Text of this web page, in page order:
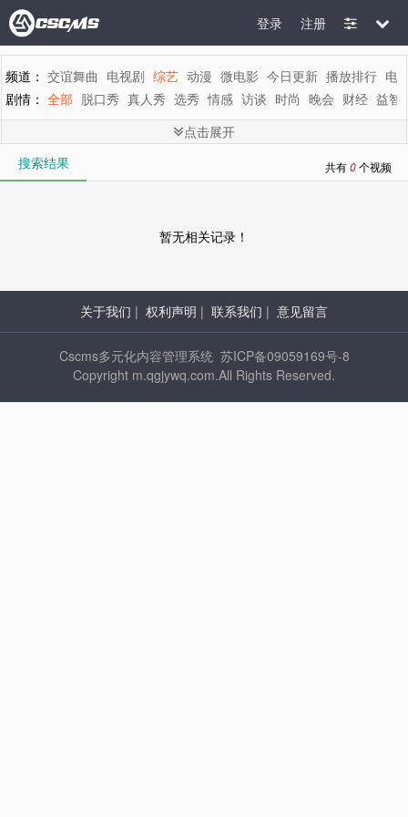
注册
登录
频道： 交谊舞曲 电视剧 综艺 动漫 微电影 今日更新 播放排行 电
剧情： 全部 脱口秀 真人秀 选秀 情感 访谈 时尚 晚会 财经 益智
地区： 全部 内地 香港 台湾 韩国 泰国 日本 美国 英国 新加坡
年代： 全部 2015 2014 2013 2012 2011 2010 2009 2008 2007
字母： 全部 K L M
点击展开
搜索结果
共有0个视频
暂无相关记录！
关于我们 | 权利声明 | 联系我们 | 意见留言
Cscms多元化内容管理系统 苏ICP备09059169号-8
Copyright m.qgjywq.com.All Rights Reserved.